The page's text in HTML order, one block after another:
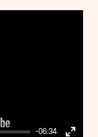
-06:34